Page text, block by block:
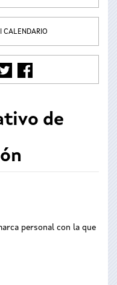
CALENDARIO
TWITTERFACEBOOK
de
personal con la que